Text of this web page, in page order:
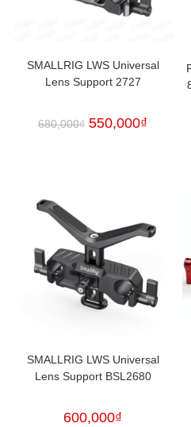
SMALLRIG LWS Universal
Lens Support 2727
680,000₫ 550,000₫
SMALLRIG LWS Universal
Lens Support BSL2680
600,000₫